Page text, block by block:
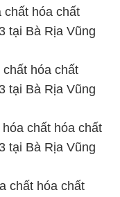
chất hóa chất
tại Bà Rịa Vũng
hóa chất
tại Bà Rịa Vũng
chất hóa chất
tại Bà Rịa Vũng
chất hóa chất